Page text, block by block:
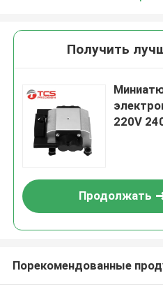
Получить
220V
Продолжать
Порекомендованные